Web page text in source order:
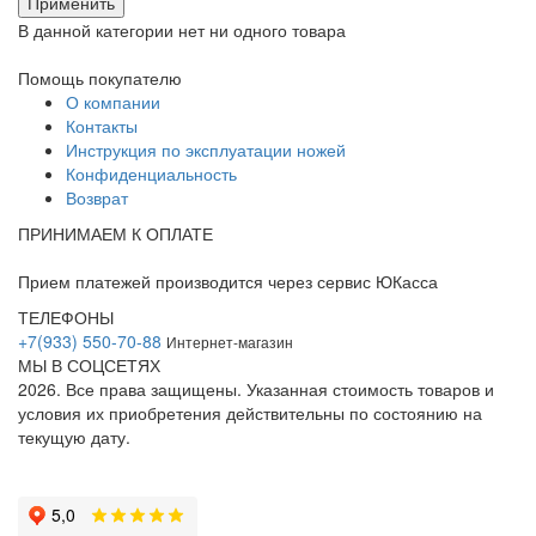
В данной категории нет ни одного товара
Помощь покупателю
О компании
Контакты
Инструкция по эксплуатации ножей
Конфиденциальность
Возврат
ПРИНИМАЕМ К ОПЛАТЕ
Прием платежей производится через сервис ЮКасса
ТЕЛЕФОНЫ
+7(933) 550-70-88 Интернет-магазин
МЫ В СОЦСЕТЯХ
2026. Все права защищены. Указанная стоимость товаров и
условия их приобретения действительны по состоянию на
текущую дату.